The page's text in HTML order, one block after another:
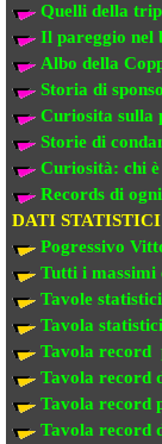
Quelli della
Il pareggio nel
Albo della
Storia di
Curiosita sulla
Storie di
Curiosità: chi
Records di
DATI
Pogressivo
Tutti i massimi
Tavole
Tavola
Tavola record
Tavola record
Tavola record
Tavola record